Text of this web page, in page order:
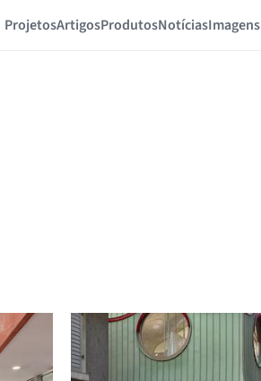
ProjetosArtigosProdutosNotíciasImagens